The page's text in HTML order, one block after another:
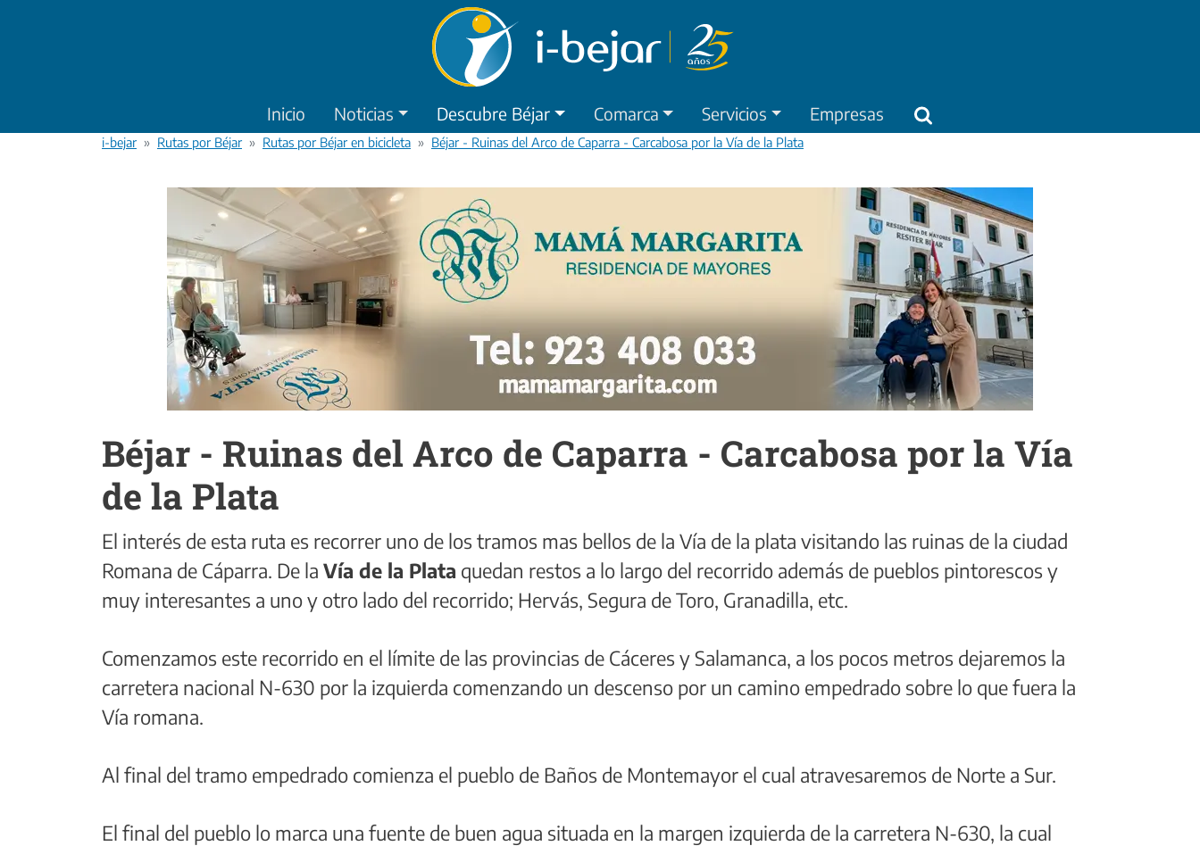
Inicio Noticias Descubre Béjar Comarca Servicios Empresas
i-bejar Rutas por Béjar Rutas por Béjar en bicicleta Béjar - Ruinas del Arco de Caparra - Carcabosa por la Vía de la Plata
Béjar - Ruinas del Arco de Caparra - Carcabosa por la Vía
de la Plata
El interés de esta ruta es recorrer uno de los tramos mas bellos de la Vía de la plata visitando las ruinas de la ciudad
Romana de Cáparra. De la Vía de la Plata quedan restos a lo largo del recorrido además de pueblos pintorescos y
muy interesantes a uno y otro lado del recorrido; Hervás, Segura de Toro, Granadilla, etc.
Comenzamos este recorrido en el límite de las provincias de Cáceres y Salamanca, a los pocos metros dejaremos la
carretera nacional N-630 por la izquierda comenzando un descenso por un camino empedrado sobre lo que fuera la
Vía romana.
Al final del tramo empedrado comienza el pueblo de Baños de Montemayor el cual atravesaremos de Norte a Sur.
El final del pueblo lo marca una fuente de buen agua situada en la margen izquierda de la carretera N-630, la cual